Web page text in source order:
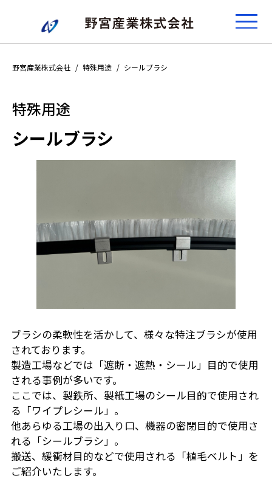
野宮産業株式会社 特殊用途 シールブラシ
特殊用途
シールブラシ
ブラシの柔軟性を活かして、様々な特注ブラシが使用
されております。
製造工場などでは「遮断・遮熱・シール」目的で使用
される事例が多いです。
ここでは、製鉄所、製紙工場のシール目的で使用され
る「ワイプレシール」。
他あらゆる工場の出入り口、機器の密閉目的で使用さ
れる「シールブラシ」。
搬送、緩衝材目的などで使用される「植毛ベルト」を
ご紹介いたします。